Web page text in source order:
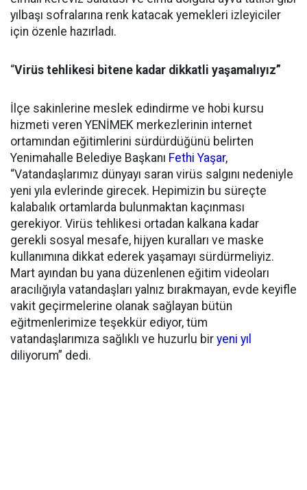
yılbaşı sofralarına renk katacak yemekleri izleyiciler
için özenle hazırladı.
“Virüs tehlikesi bitene kadar dikkatli yaşamalıyız”
İlçe sakinlerine meslek edindirme ve hobi kursu
hizmeti veren YENİMEK merkezlerinin internet
ortamından eğitimlerini sürdürdüğünü belirten
Yenimahalle Belediye Başkanı Fethi Yaşar,
“Vatandaşlarımız dünyayı saran virüs salgını nedeniyle
yeni yıla evlerinde girecek. Hepimizin bu süreçte
kalabalık ortamlarda bulunmaktan kaçınması
gerekiyor. Virüs tehlikesi ortadan kalkana kadar
gerekli sosyal mesafe, hijyen kuralları ve maske
kullanımına dikkat ederek yaşamayı sürdürmeliyiz.
Mart ayından bu yana düzenlenen eğitim videoları
aracılığıyla vatandaşları yalnız bırakmayan, evde keyifle
vakit geçirmelerine olanak sağlayan bütün
eğitmenlerimize teşekkür ediyor, tüm
vatandaşlarımıza sağlıklı ve huzurlu bir yeni yıl
diliyorum” dedi.